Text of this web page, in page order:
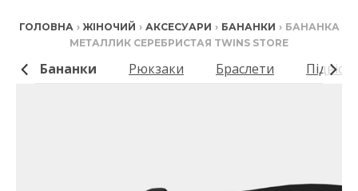
ГОЛОВНА › ЖІНОЧИЙ › АКСЕСУАРИ › БАНАНКИ › БАНАНКА
МЕТАЛЛИК СЕРЕБРИСТАЯ TWINS STORE
Бананки Рюкзаки Браслети